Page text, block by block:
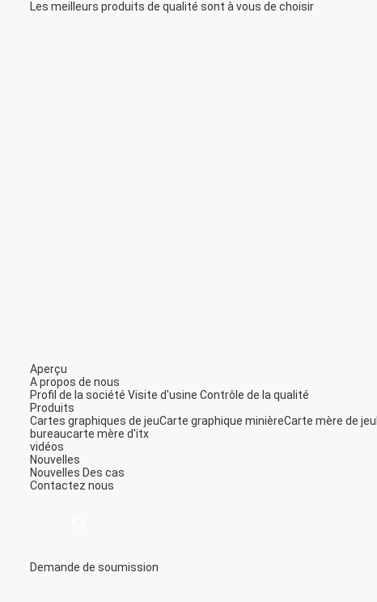
Les meilleurs produits de qualité sont à vous de choisir
Aperçu
A propos de nous
Profil de la société Visite d'usine Contrôle de la qualité
Produits
Cartes graphiques de jeuCarte graphique minièreCarte mère de jeu
bureaucarte mère d'itx
vidéos
Nouvelles
Nouvelles Des cas
Contactez nous
Demande de soumission